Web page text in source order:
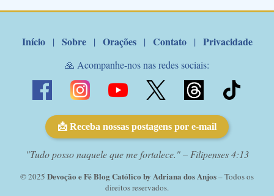
Início | Sobre | Orações | Contato | Privacidade
🙏 Acompanhe-nos nas redes sociais:
📩 Receba nossas postagens por e-mail
"Tudo posso naquele que me fortalece." – Filipenses 4:13
© 2025 Devoção e Fé Blog Católico by Adriana dos Anjos– Todos os
direitos reservados.